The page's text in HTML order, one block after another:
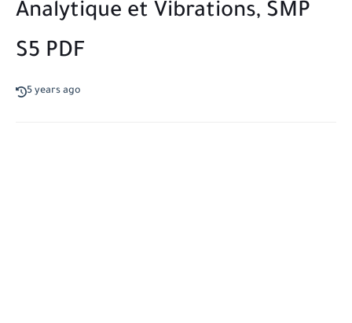
Analytique et Vibrations, SMP
S5 PDF
5 years ago